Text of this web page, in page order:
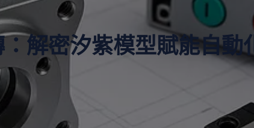
：解密汐紫模型賦能自